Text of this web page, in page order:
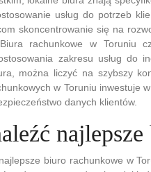
usług do potrzeb
skoncentrowanie się na
rachunkowe w Toruniu
zakresu usług do
można liczyć na szybszy
w Toruniu inwestuje
danych klientów.
biuro rachunkowe w